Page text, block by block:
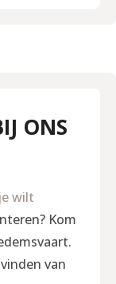
ONS
wilt
Kom
van